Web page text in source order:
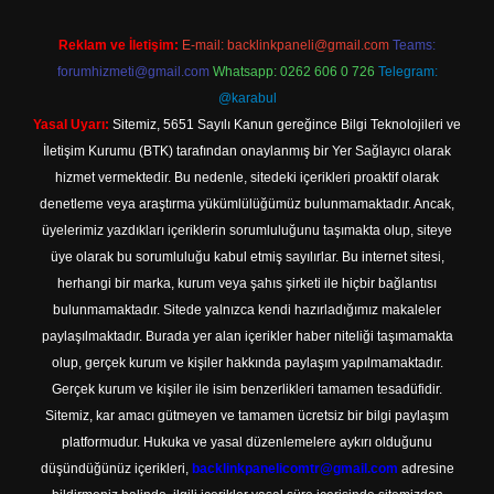
Reklam ve İletişim: E-mail: backlinkpaneli@gmail.com Teams:
forumhizmeti@gmail.com Whatsapp: 0262 606 0 726 Telegram:
@karabul
Yasal Uyarı: Sitemiz, 5651 Sayılı Kanun gereğince Bilgi Teknolojileri ve
İletişim Kurumu (BTK) tarafından onaylanmış bir Yer Sağlayıcı olarak
hizmet vermektedir. Bu nedenle, sitedeki içerikleri proaktif olarak
denetleme veya araştırma yükümlülüğümüz bulunmamaktadır. Ancak,
üyelerimiz yazdıkları içeriklerin sorumluluğunu taşımakta olup, siteye
üye olarak bu sorumluluğu kabul etmiş sayılırlar. Bu internet sitesi,
herhangi bir marka, kurum veya şahıs şirketi ile hiçbir bağlantısı
bulunmamaktadır. Sitede yalnızca kendi hazırladığımız makaleler
paylaşılmaktadır. Burada yer alan içerikler haber niteliği taşımamakta
olup, gerçek kurum ve kişiler hakkında paylaşım yapılmamaktadır.
Gerçek kurum ve kişiler ile isim benzerlikleri tamamen tesadüfidir.
Sitemiz, kar amacı gütmeyen ve tamamen ücretsiz bir bilgi paylaşım
platformudur. Hukuka ve yasal düzenlemelere aykırı olduğunu
düşündüğünüz içerikleri, backlinkpanelicomtr@gmail.com adresine